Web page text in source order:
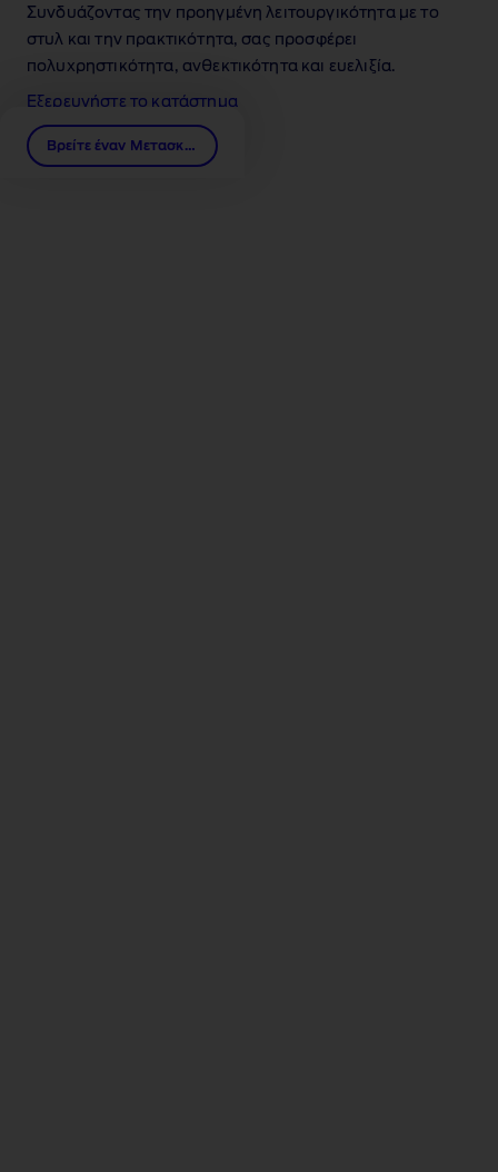
Συνδυάζοντας την προηγμένη λειτουργικότητα με το
στυλ και την πρακτικότητα, σας προσφέρει
πολυχρηστικότητα, ανθεκτικότητα και ευελιξία.
Εξερευνήστε το κατάστημα
Βρείτε έναν Μετασκευαστή